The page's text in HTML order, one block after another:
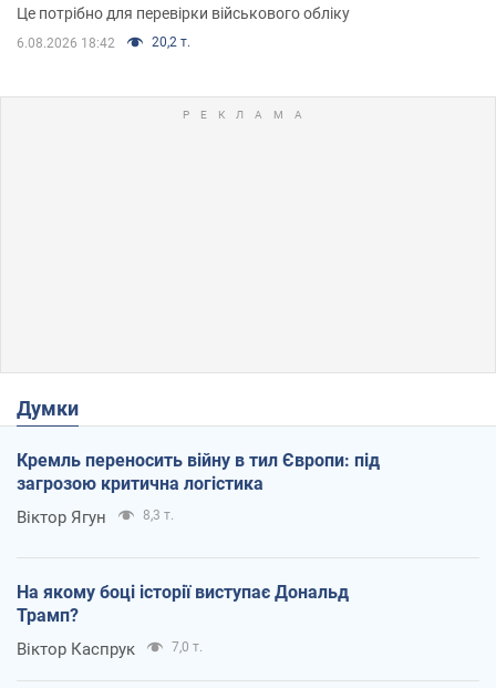
Це потрібно для перевірки військового обліку
6.08.2026 18:42 20,2 т.
Думки
Кремль переносить війну в тил Європи: під
загрозою критична логістика
Віктор Ягун 8,3 т.
На якому боці історії виступає Дональд
Трамп?
Віктор Каспрук 7,0 т.